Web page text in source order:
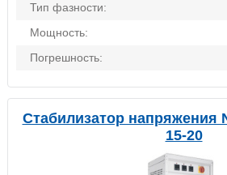
Тип фазности:
Мощность:
Погрешность:
Стабилизатор напряжения
15-20